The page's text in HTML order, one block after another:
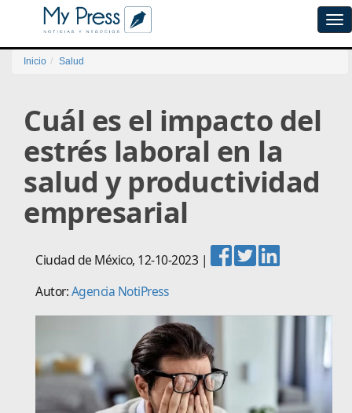
Inicio Salud
Cuál es el impacto del
estrés laboral en la
salud y productividad
empresarial
Ciudad de México, 12-10-2023 |
Autor:Agencia NotiPress